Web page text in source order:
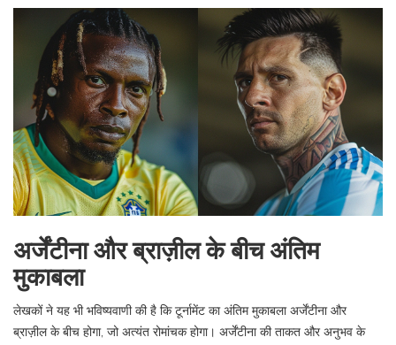
अर्जेंटीना और ब्राज़ील के बीच अंतिम
मुकाबला
लेखकों ने यह भी भविष्यवाणी की है कि टूर्नामेंट का अंतिम मुकाबला अर्जेंटीना और
ब्राज़ील के बीच होगा, जो अत्यंत रोमांचक होगा। अर्जेंटीना की ताकत और अनुभव के